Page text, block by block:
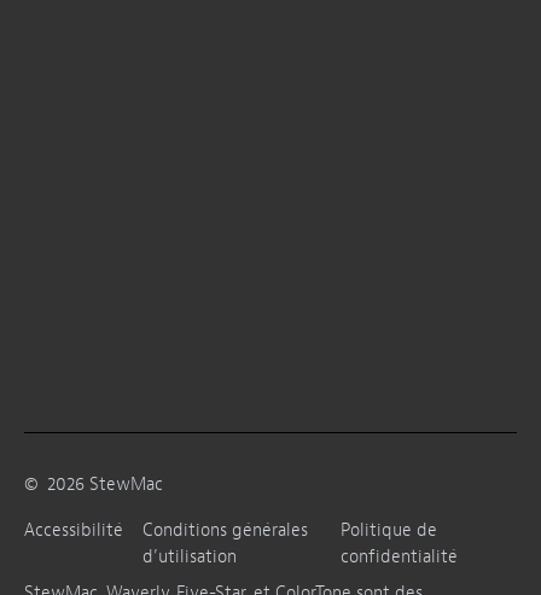
© 2026 StewMac
Accessibilité
Conditions générales
d’utilisation
Politique de
confidentialité